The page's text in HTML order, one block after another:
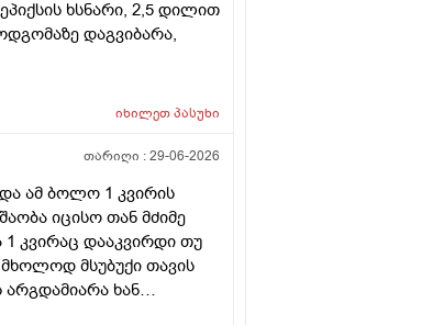
ხსნარი, 2,5 დილით
დაგვიბარა,
იხილეთპასუხი
თარიღი :29-06-2026
ამ ბოლო 1 კვირის
იცისო თან მძიმე
1 კვირაც დააკვირდი თუ
მსუბუქი თავის
არგდამიარა ხან